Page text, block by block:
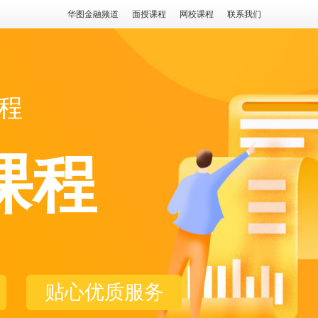
华图金融频道 面授课程 网校课程 联系我们
程
贴心优质服务